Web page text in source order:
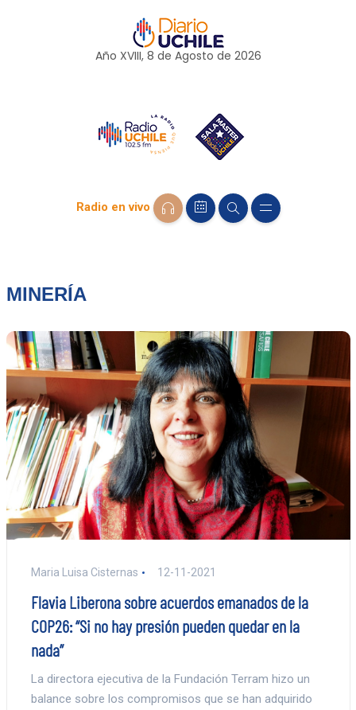
Año XVIII, 8 de Agosto de 2026
Radio en vivo
MINERÍA
Maria Luisa Cisternas 12-11-2021
Flavia Liberona sobre acuerdos emanados de la
COP26: “Si no hay presión pueden quedar en la
nada”
La directora ejecutiva de la Fundación Terram hizo un
balance sobre los compromisos que se han adquirido